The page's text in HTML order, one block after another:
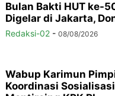
Bulan Bakti HUT ke-
Digelar di Jakarta,
Redaksi-02 - 08/08/2026
Wabup Karimun
Koordinasi